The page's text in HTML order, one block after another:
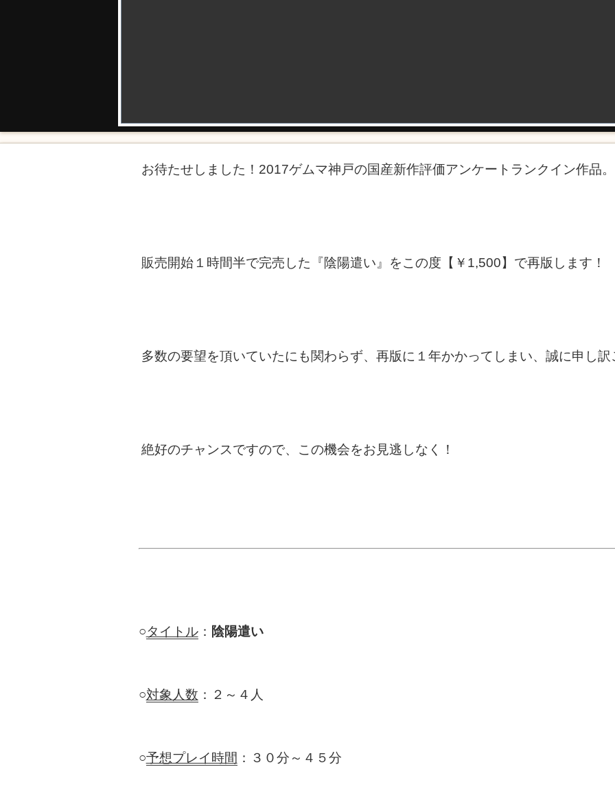
お待たせしました！2017ゲムマ神戸の国産新作評価アンケートランクイン作品。
販売開始１時間半で完売した『陰陽遣い』をこの度【￥1,500】で再版します！
多数の要望を頂いていたにも関わらず、再版に１年かかってしまい、誠に申し
絶好のチャンスですので、この機会をお見逃しなく！
○タイトル： 陰陽遣い
○対象人数 ：２～４人
○予想プレイ時間 ：３０分～４５分